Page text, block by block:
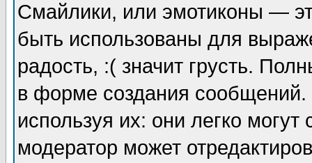
Смайлики, или эмотиконы —
быть использованы для
радость, :( значит грусть.
в форме создания сообщений.
используя их: они легко
модератор может